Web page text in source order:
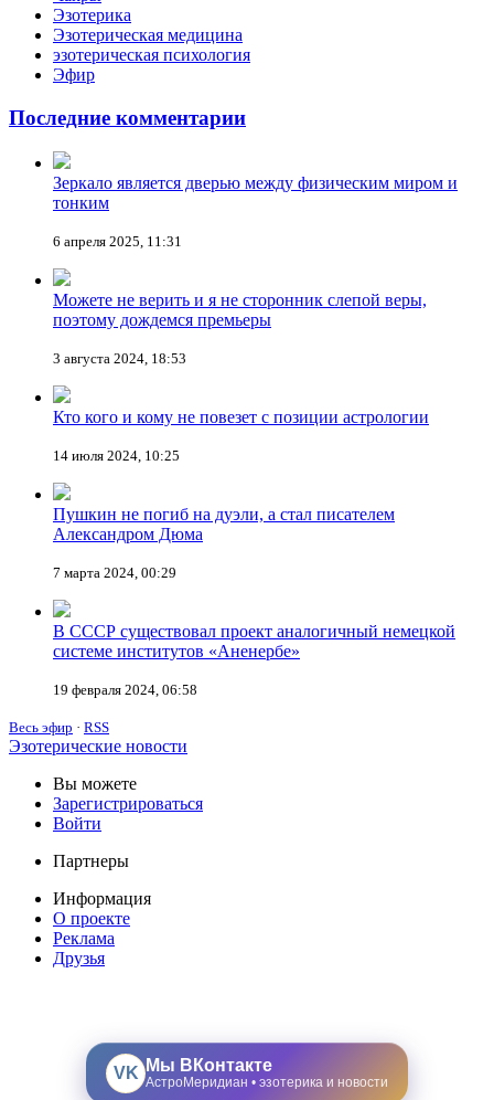
Эзотерика
Эзотерическая медицина
эзотерическая психология
Эфир
Последние комментарии
Зеркало является дверью между физическим миром и
тонким
6 апреля 2025, 11:31
Можете не верить и я не сторонник слепой веры,
поэтому дождемся премьеры
3 августа 2024, 18:53
Кто кого и кому не повезет с позиции астрологии
14 июля 2024, 10:25
Пушкин не погиб на дуэли, а стал писателем
Александром Дюма
7 марта 2024, 00:29
В СССР существовал проект аналогичный немецкой
системе институтов «Аненербе»
19 февраля 2024, 06:58
Весь эфир · RSS
Эзотерические новости
Вы можете
Зарегистрироваться
Войти
Партнеры
Информация
О проекте
Реклама
Друзья
VK Мы ВКонтакте
АстроМеридиан • эзотерика и новости